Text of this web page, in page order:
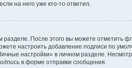
на него уже кто-то ответил.
После этого вы можете отметить
настроить добавление подписи по
настройки» в личном разделе.
в форме отправки сообщения.